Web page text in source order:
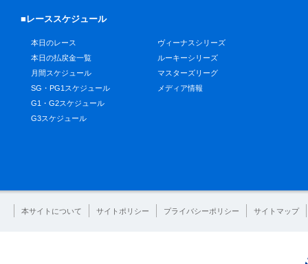
■レーススケジュール
本日のレース
本日の払戻金一覧
月間スケジュール
SG・PG1スケジュール
G1・G2スケジュール
G3スケジュール
ヴィーナスシリーズ
ルーキーシリーズ
マスターズリーグ
メディア情報
本サイトについて サイトポリシー プライバシーポリシー サイトマップ